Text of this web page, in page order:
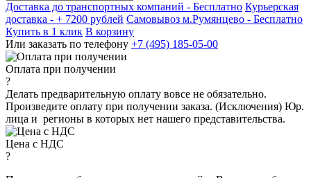
Доставка до транспортных компаний - Бесплатно Курьерская
доставка - + 7200 рублей Самовывоз м.Румянцево - Бесплатно
Купить в 1 клик В корзину
Или заказать по телефону +7 (495) 185-05-00
Оплата при получении
?
Делать предварительную оплату вовсе не обязательно.
Произведите оплату при получении заказа. (Исключения) Юр.
лица и регионы в которых нет нашего представительства.
Цена с НДС
?